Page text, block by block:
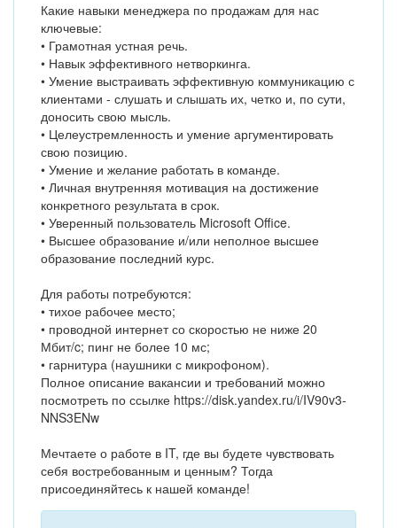
Какие навыки менеджера по продажам для нас
ключевые:
• Грамотная устная речь.
• Навык эффективного нетворкинга.
• Умение выстраивать эффективную коммуникацию с
клиентами - слушать и слышать их, четко и, по сути,
доносить свою мысль.
• Целеустремленность и умение аргументировать
свою позицию.
• Умение и желание работать в команде.
• Личная внутренняя мотивация на достижение
конкретного результата в срок.
• Уверенный пользователь Microsoft Office.
• Высшее образование и/или неполное высшее
образование последний курс.
Для работы потребуются:
• тихое рабочее место;
• проводной интернет со скоростью не ниже 20
Мбит/c; пинг не более 10 мс;
• гарнитура (наушники с микрофоном).
Полное описание вакансии и требований можно
посмотреть по ссылке https://disk.yandex.ru/i/IV90v3-
NNS3ENw
Мечтаете о работе в IT, где вы будете чувствовать
себя востребованным и ценным? Тогда
присоединяйтесь к нашей команде!